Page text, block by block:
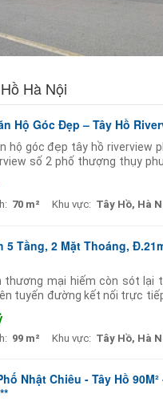
Hà Nội
Hộ Góc Đẹp – Tây Hồ
hộ góc đẹp tây hồ riverview
số 2 phố thượng thụy
70 m² Khu vực: Tây Hồ, Hà
5 Tầng, 2 Mặt Thoáng,
thương mại hiếm còn sót lại
tuyến đường kết nối trực
99 m² Khu vực: Tây Hồ, Hà
Nhật Chiêu - Tây Hồ